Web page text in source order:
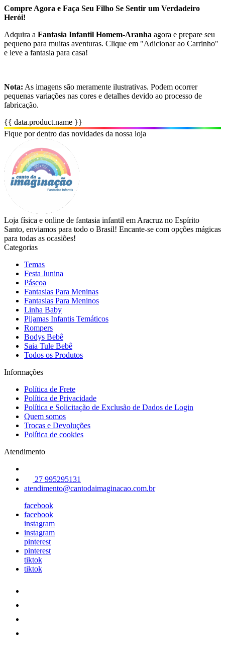
Compre Agora e Faça Seu Filho Se Sentir um Verdadeiro
Herói!
Adquira a Fantasia Infantil Homem-Aranha agora e prepare seu
pequeno para muitas aventuras. Clique em "Adicionar ao Carrinho"
e leve a fantasia para casa!
Nota: As imagens são meramente ilustrativas. Podem ocorrer
pequenas variações nas cores e detalhes devido ao processo de
fabricação.
{{ data.product.name }}
Fique por dentro das novidades da nossa loja
Loja física e online de fantasia infantil em Aracruz no Espírito
Santo, enviamos para todo o Brasil! Encante-se com opções mágicas
para todas as ocasiões!
Categorias
Temas
Festa Junina
Páscoa
Fantasias Para Meninas
Fantasias Para Meninos
Linha Baby
Pijamas Infantis Temáticos
Rompers
Bodys Bebê
Saia Tule Bebê
Todos os Produtos
Informações
Política de Frete
Política de Privacidade
Política e Solicitação de Exclusão de Dados de Login
Quem somos
Trocas e Devoluções
Política de cookies
Atendimento
27 995295131
atendimento@cantodaimaginacao.com.br
facebook
facebook
instagram
instagram
pinterest
pinterest
tiktok
tiktok